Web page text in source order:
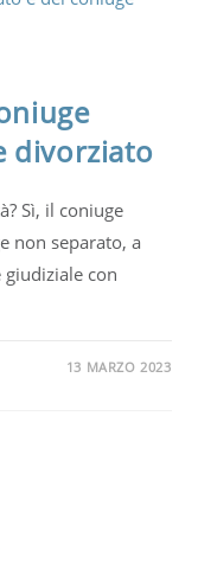
divorziato
Sì, il coniuge
non separato, a
giudiziale con
13 MARZO 2023